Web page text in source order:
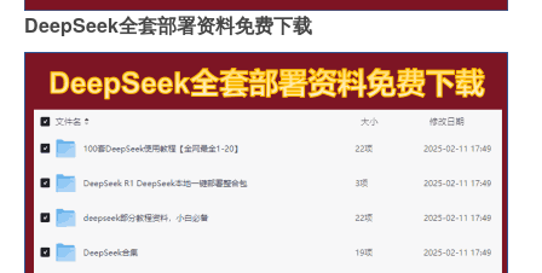
DeepSeek全套部署资料免费下载